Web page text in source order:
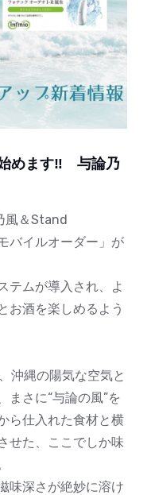
めます‼ 与論乃
風＆Stand
バイルオーダー」が
テムが導入され、よ
お酒を楽しめるよう
沖縄の陽気な空気と
まさに“与論の風”を
ら仕入れた食材と横
せた、ここでしか味
味深さが絶妙に溶け